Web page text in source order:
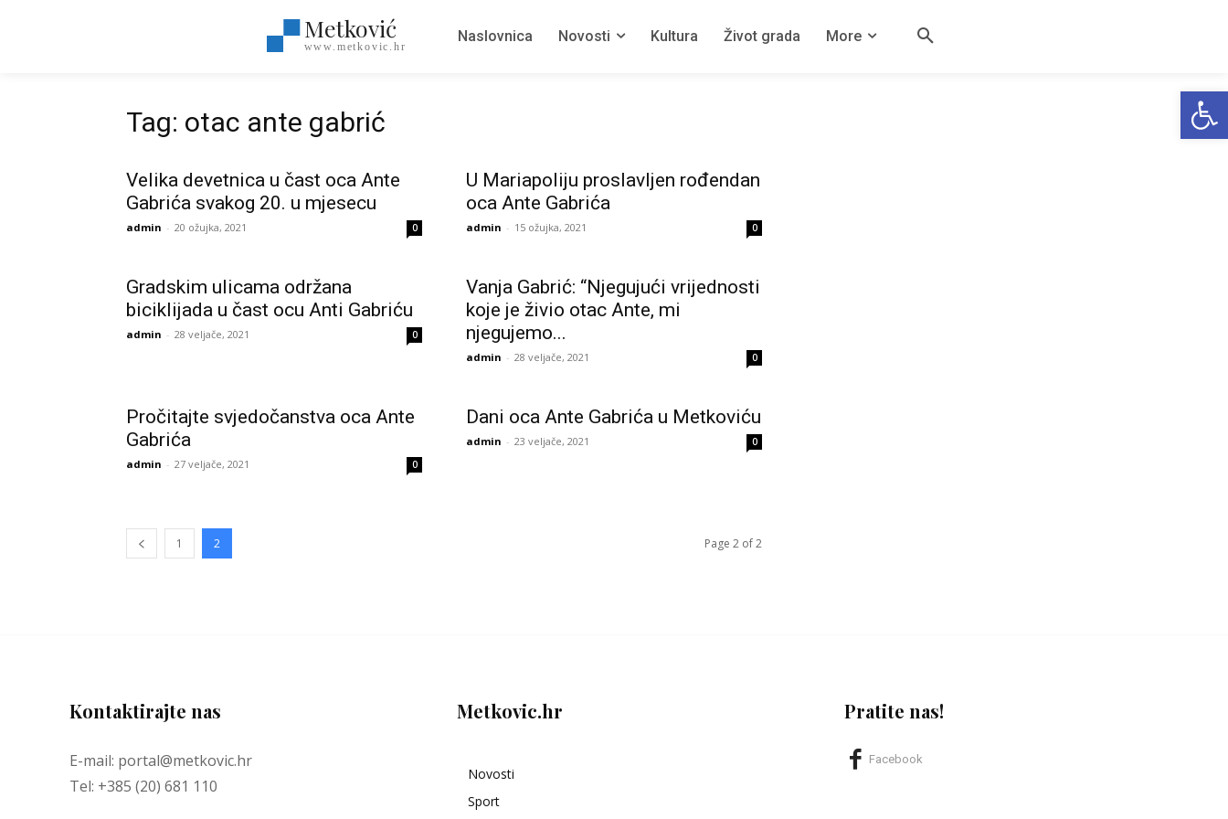
Metković
www.metkovic.hr
Naslovnica Novosti Kultura Život grada More
Tag: otac ante gabrić
Velika devetnica u čast oca Ante
Gabrića svakog 20. u mjesecu
admin - 20 ožujka, 2021 0
U Mariapoliju proslavljen rođendan
oca Ante Gabrića
admin - 15 ožujka, 2021 0
Gradskim ulicama održana
biciklijada u čast ocu Anti Gabriću
admin - 28 veljače, 2021 0
Vanja Gabrić: “Njegujući vrijednosti
koje je živio otac Ante, mi
njegujemo...
admin - 28 veljače, 2021 0
Pročitajte svjedočanstva oca Ante
Gabrića
admin - 27 veljače, 2021 0
Dani oca Ante Gabrića u Metkoviću
admin - 23 veljače, 2021 0
1 2 Page 2 of 2
Kontaktirajte nas
E-mail: portal@metkovic.hr
Tel: +385 (20) 681 110
Metkovic.hr
Novosti
Sport
Pratite nas!
Facebook